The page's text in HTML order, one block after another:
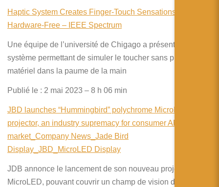
Haptic System Creates Finger-Touch Sensations
Hardware-Free​ – IEEE Spectrum
Une équipe de l’université de Chigago a présenté un
système permettant de simuler le toucher sans placer du
matériel dans la paume de la main
Publié le : 2 mai 2023 – 8 h 06 min
JBD launches “Hummingbird” polychrome MicroLED
projector, an industry supremacy for consumer AR
market_Company News_Jade Bird
Display_JBD_MicroLED Display
JDB annonce le lancement de son nouveau projecteur
MicroLED, pouvant couvrir un champ de vision de 25 à 45°